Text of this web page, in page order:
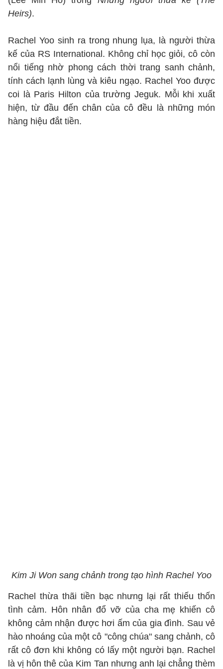
Heirs).
Rachel Yoo sinh ra trong nhung lụa, là người thừa
kế của RS International. Không chỉ học giỏi, cô còn
nổi tiếng nhờ phong cách thời trang sanh chảnh,
tính cách lạnh lùng và kiêu ngạo. Rachel Yoo được
coi là Paris Hilton của trường Jeguk. Mỗi khi xuất
hiện, từ đầu đến chân của cô đều là những món
hàng hiệu đắt tiền.
Kim Ji Won sang chảnh trong tạo hình Rachel Yoo
Rachel thừa thãi tiền bạc nhưng lại rất thiếu thốn
tình cảm. Hôn nhân đổ vỡ của cha mẹ khiến cô
không cảm nhận được hơi ấm của gia đình. Sau vẻ
hào nhoáng của một cô "công chúa" sang chảnh, cô
rất cô đơn khi không có lấy một người bạn. Rachel
là vị hôn thê của Kim Tan nhưng anh lại chẳng thèm